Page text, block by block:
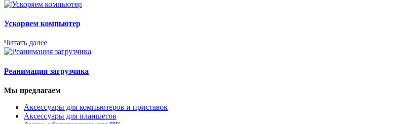
Ускоряем компьютер
Читать далее
Реанимация загрузчика
Мы предлагаем
Аксессуары для компьютеров и приставок
Аксессуары для планшетов